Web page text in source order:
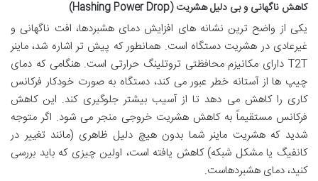
کاهش ناگهانی و بی دلیل هشریت (Hashing Power Drop)
یکی از واضح ترین نشانه های افزایش دمای هشبردها، افت ناگهانی و
غیرعادی در هشریت دستگاه است. همانطور که پیش تر اشاره شد، ماینر
T2T دارای مکانیزم محافظتی تروتلینگ حرارتی است. هنگامی که دمای
چیپ ها از آستانه خطر عبور می کند، دستگاه به صورت خودکار فرکانس
کاری را کاهش می دهد تا از آسیب بیشتر جلوگیری کند. این کاهش
فرکانس مستقیماً به کاهش هشریت خروجی منجر می شود. اگر متوجه
شدید که هشریت ماینر شما بدون هیچ دلیل ظاهری (مانند تغییر در
کانفیگ یا مشکل شبکه) کاهش یافته است، اولین چیزی که باید بررسی
کنید، دمای هشبردهاست.